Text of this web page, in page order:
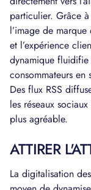
particulier. Grâce
l’image de
et l’expérience
dynamique fluidifie
consommateurs en
Des flux RSS
les réseaux
plus agréable.
ATTIRER
La digitalisation